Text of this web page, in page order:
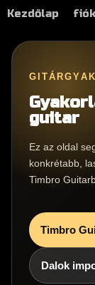
Kezdőlap fiók
guitar
Ez az oldal
konkrétabb,
Timbro
Timbro
Dalok